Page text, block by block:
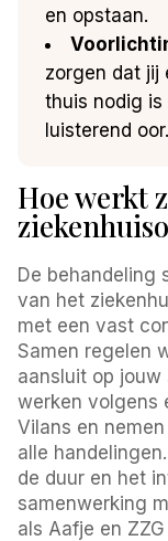
en opstaan.
zorgen dat jij
thuis nodig is
luisterend oor.
Hoe werkt
De behandeling
van het
met een vast
Samen regelen
aansluit op jouw
werken volgens
Vilans en
alle
de duur en het
samenwerking
als Aafje en